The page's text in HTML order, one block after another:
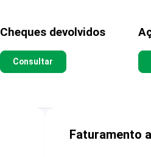
Cheques devolvidos
Consultar
Faturamento